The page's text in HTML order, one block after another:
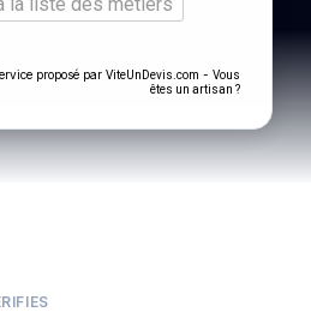
proposé par ViteUnDevis.com - Vous
êtes un artisan ?